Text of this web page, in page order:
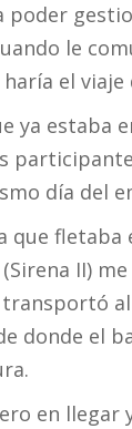
poder
le
el viaje
ya estaba
día del
que fletaba
II)
donde el
en llegar